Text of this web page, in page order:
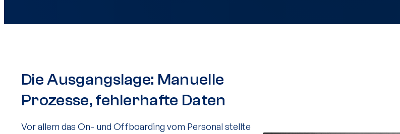
Die Ausgangslage: Manuelle
Prozesse, fehlerhafte Daten
Vor allem das On- und Offboarding vom Personal stellte